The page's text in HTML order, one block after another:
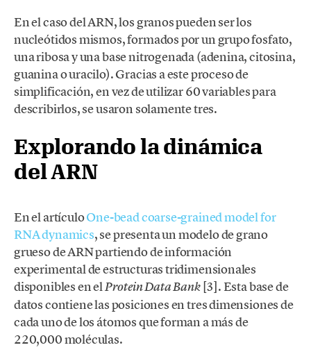
En el caso del ARN, los granos pueden ser los
nucleótidos mismos, formados por un grupo fosfato,
una ribosa y una base nitrogenada (adenina, citosina,
guanina o uracilo). Gracias a este proceso de
simplificación, en vez de utilizar 60 variables para
describirlos, se usaron solamente tres.
Explorando la dinámica
del ARN
En el artículoOne-bead coarse-grained model for
RNA dynamics, se presenta un modelo de grano
grueso de ARN partiendo de información
experimental de estructuras tridimensionales
disponibles en elProtein Data Bank[3]. Esta base de
datos contiene las posiciones en tres dimensiones de
cada uno de los átomos que forman a más de
220,000 moléculas.